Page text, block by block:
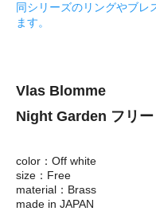
同シリーズのリングやブレ
ます。
Vlas Blomme
Night Garden フリー
color：Off white
size：Free
material：Brass
made in JAPAN